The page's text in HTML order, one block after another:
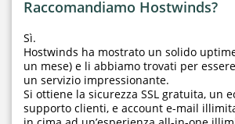
Raccomandiamo Hostwinds?
Sì.
Hostwinds ha mostrato un solido
un mese) e li abbiamo trovati per
un servizio impressionante.
Si ottiene la sicurezza SSL gratuita, un
supporto clienti, e account e-mail